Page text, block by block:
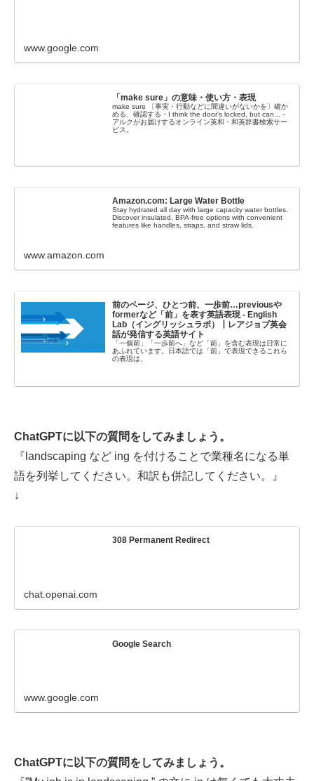
www.google.com
「make sure」の意味・使い方・表現
make sure 〔事実・行動などに間違いがないかを〕確か
める、確認する・I think the door's locked, but can... -
アルクがお届けするオンライン英和・和英辞書検索サー
ビス。
Amazon.com: Large Water Bottle
Stay hydrated all day with large capacity water bottles.
Discover insulated, BPA-free options with convenient
features like handles, straps, and straw lids.
www.amazon.com
前のページ、ひとつ前、一歩前…previousや
formerなど「前」を表す英語表現 - English
Lab（イングリッシュラボ）┃レアジョブ英会
話が発信する英語サイト
「一個前」「一歩前へ」など「前」を含む表現は日常に
あふれています。日本語では「前」で表現できるこれら
の表現は、
ChatGPTに以下の質問をしてみましょう。
『landscaping など ing を付けることで業種名になる単
語を列挙してください。和訳も併記してください。』
↓
308 Permanent Redirect
chat.openai.com
Google Search
www.google.com
ChatGPTに以下の質問をしてみましょう。